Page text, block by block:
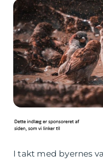
I takt med byernes